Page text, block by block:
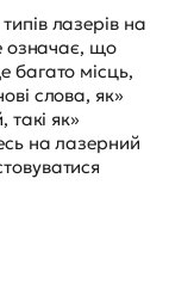
лазерів на
означає, що
багато місць,
слова, як»
такі як»
на лазерний